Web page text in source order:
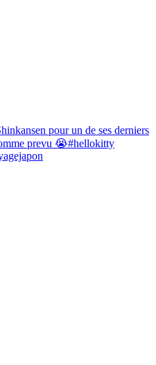
pour un de ses derniers
prevu 😭#hellokitty